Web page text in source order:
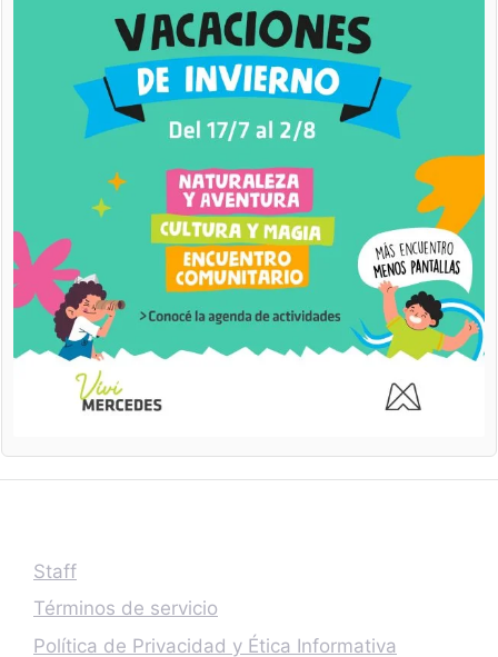
Staff
Términos de servicio
Política de Privacidad y Ética Informativa